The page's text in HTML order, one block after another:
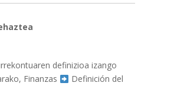
definizioa izango
Finanzas
Definición del